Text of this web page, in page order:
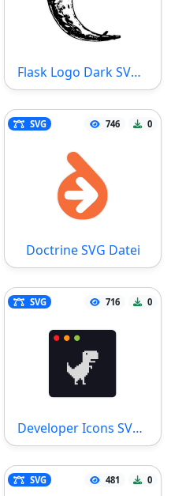
Flask Logo Dark SVG Datei
SVG 746 0
Doctrine SVG Datei
SVG 716 0
Developer Icons SVG Datei
SVG 481 0